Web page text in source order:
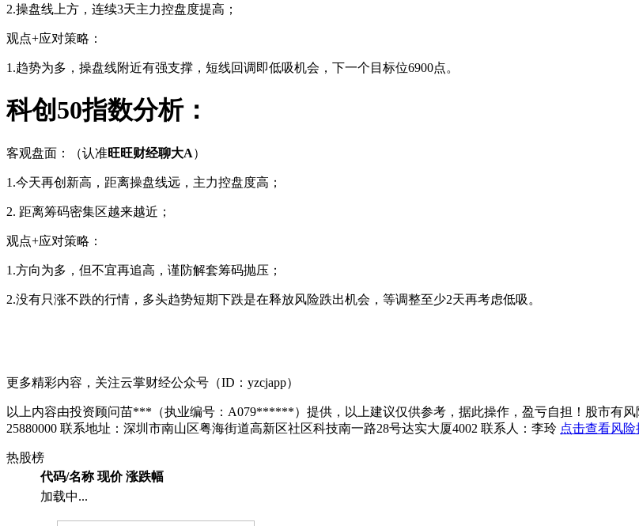
2.操盘线上方，连续3天主力控盘度提高；
观点+应对策略：
1.趋势为多，操盘线附近有强支撑，短线回调即低吸机会，下一个目标位6900点。
科创50指数分析：
客观盘面：（认准旺旺财经聊大A）
1.今天再创新高，距离操盘线远，主力控盘度高；
2. 距离筹码密集区越来越近；
观点+应对策略：
1.方向为多，但不宜再追高，谨防解套筹码抛压；
2.没有只涨不跌的行情，多头趋势短期下跌是在释放风险跌出机会，等调整至少2天再考虑低吸。
更多精彩内容，关注云掌财经公众号（ID：yzcjapp）
以上内容由投资顾问苗***（执业编号：A079******）提供，以上建议仅供参考，据此操作，盈亏自担！股市有风
25880000 联系地址：深圳市南山区粤海街道高新区社区科技南一路28号达实大厦4002 联系人：李玲 点击查看风
热股榜
代码/名称 现价 涨跌幅
加载中...